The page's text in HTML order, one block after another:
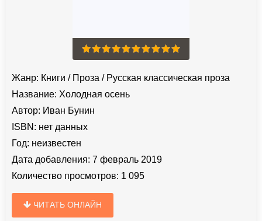
Жанр: Книги / Проза / Русская классическая проза
Название: Холодная осень
Автор: Иван Бунин
ISBN: нет данных
Год: неизвестен
Дата добавления: 7 февраль 2019
Количество просмотров: 1 095
ЧИТАТЬ ОНЛАЙН